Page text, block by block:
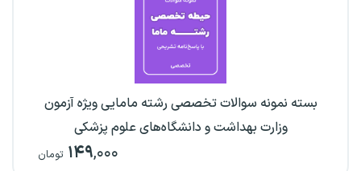
بسته نمونه سوالات تخصصی رشته مامایی ویژه آزمون
وزارت بهداشت و دانشگاه‌های علوم پزشکی
۱۴۹,۰۰۰ تومان